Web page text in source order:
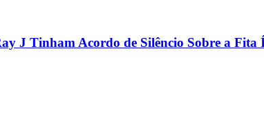
J Tinham Acordo de Silêncio Sobre a Fita